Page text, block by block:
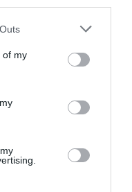
of my
μειωμένο στα